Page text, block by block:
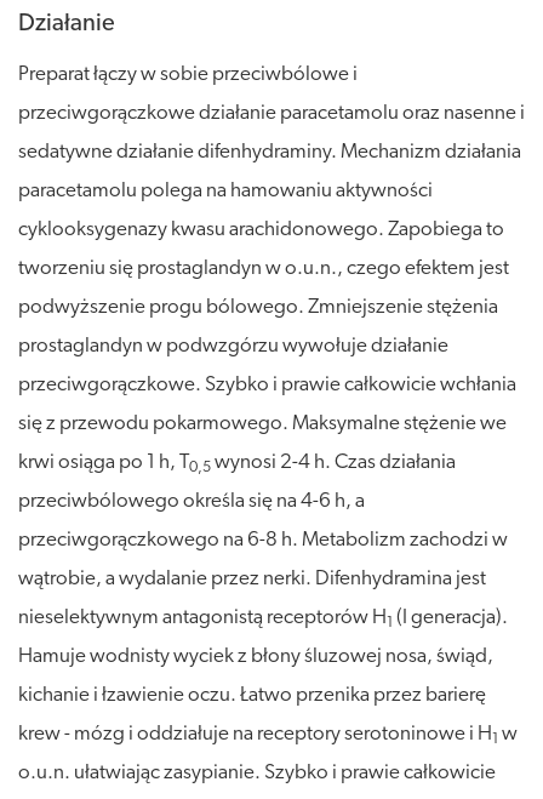
Działanie
Preparat łączy w sobie przeciwbólowe i
przeciwgorączkowe działanie paracetamolu oraz nasenne i
sedatywne działanie difenhydraminy. Mechanizm działania
paracetamolu polega na hamowaniu aktywności
cyklooksygenazy kwasu arachidonowego. Zapobiega to
tworzeniu się prostaglandyn w o.u.n., czego efektem jest
podwyższenie progu bólowego. Zmniejszenie stężenia
prostaglandyn w podwzgórzu wywołuje działanie
przeciwgorączkowe. Szybko i prawie całkowicie wchłania
się z przewodu pokarmowego. Maksymalne stężenie we
krwi osiąga po 1 h, T
0,5 wynosi 2-4 h. Czas działania
przeciwbólowego określa się na 4-6 h, a
przeciwgorączkowego na 6-8 h. Metabolizm zachodzi w
wątrobie, a wydalanie przez nerki. Difenhydramina jest
nieselektywnym antagonistą receptorów H1 (I generacja).
Hamuje wodnisty wyciek z błony śluzowej nosa, świąd,
kichanie i łzawienie oczu. Łatwo przenika przez barierę
krew - mózg i oddziałuje na receptory serotoninowe i H1 w
o.u.n. ułatwiając zasypianie. Szybko i prawie całkowicie